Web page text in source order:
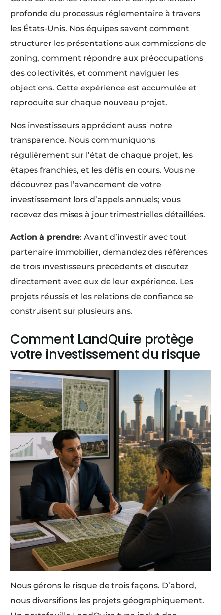
profonde du processus réglementaire à travers
les États-Unis. Nos équipes savent comment
structurer les présentations aux commissions de
zoning, comment répondre aux préoccupations
des collectivités, et comment naviguer les
objections. Cette expérience est accumulée et
reproduite sur chaque nouveau projet.
Nos investisseurs apprécient aussi notre
transparence. Nous communiquons
régulièrement sur l’état de chaque projet, les
étapes franchies, et les défis en cours. Vous ne
découvrez pas l’avancement de votre
investissement lors d’appels annuels; vous
recevez des mises à jour trimestrielles détaillées.
Action à prendre: Avant d’investir avec tout
partenaire immobilier, demandez des références
de trois investisseurs précédents et discutez
directement avec eux de leur expérience. Les
projets réussis et les relations de confiance se
construisent sur plusieurs ans.
Comment LandQuire protège
votre investissement du risque
Nous gérons le risque de trois façons. D’abord,
nous diversifions les projets géographiquement.